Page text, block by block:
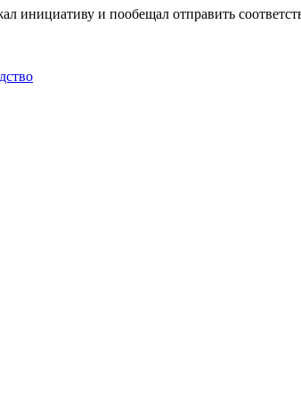
инициативу и пообещал отправить